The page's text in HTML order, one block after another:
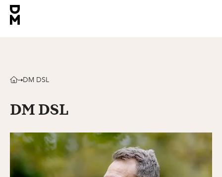
DM DSL
DM DSL